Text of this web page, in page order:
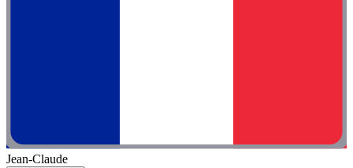
Jean-Claude